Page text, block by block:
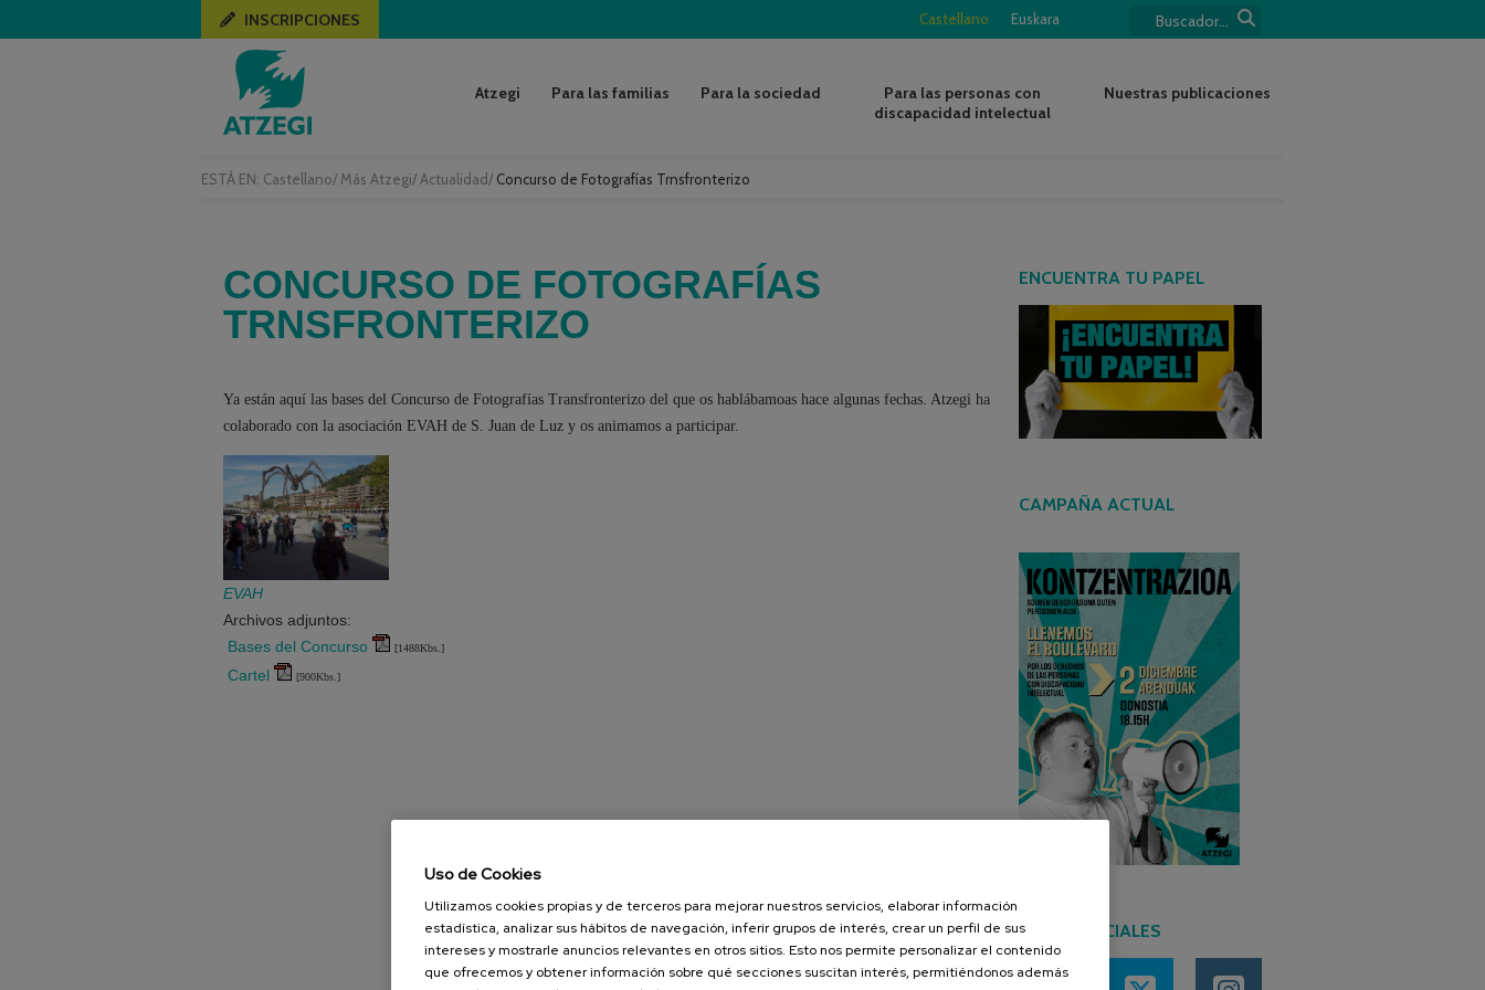
ESTÁ EN: Castellano/ Más Atzegi/ Actualidad/ Concurso de Fotografías Trnsfronterizo
Castellano Euskara
INSCRIPCIONES
Atzegi Para las familias Para la sociedad
Para las personas con
discapacidad intelectual
Nuestras publicaciones
CONCURSO DE FOTOGRAFÍAS
TRNSFRONTERIZO
Ya están aquí las bases del Concurso de Fotografías Transfronterizo del que os hablábamoas hace algunas fechas. Atzegi ha
colaborado con la asociación EVAH de S. Juan de Luz y os animamos a participar.
EVAH
Archivos adjuntos:
Bases del Concurso
[1488Kbs.]
Cartel [900Kbs.]
ENCUENTRA TU PAPEL
CAMPAÑA ACTUAL
REDES SOCIALES
Uso de Cookies
Utilizamos cookies propias y de terceros para mejorar nuestros servicios, elaborar información
estadística, analizar sus hábitos de navegación, inferir grupos de interés, crear un perfil de sus
intereses y mostrarle anuncios relevantes en otros sitios. Esto nos permite personalizar el contenido
que ofrecemos y obtener información sobre qué secciones suscitan interés, permitiéndonos además